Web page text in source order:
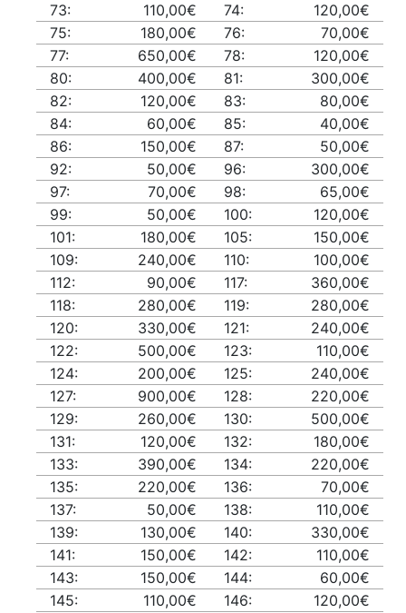
73:
110,00€ 74:
120,00€
75:
180,00€ 76:
70,00€
77:
650,00€ 78:
120,00€
80:
400,00€ 81:
300,00€
82:
120,00€ 83:
80,00€
84:
60,00€ 85:
40,00€
86:
150,00€ 87:
50,00€
92:
50,00€ 96:
300,00€
97:
70,00€ 98:
65,00€
99:
50,00€ 100:
120,00€
101:
180,00€ 105:
150,00€
109:
240,00€ 110:
100,00€
112:
90,00€ 117:
360,00€
118:
280,00€ 119:
280,00€
120:
330,00€ 121:
240,00€
122:
500,00€ 123:
110,00€
124:
200,00€ 125:
240,00€
127:
900,00€ 128:
220,00€
129:
260,00€ 130:
500,00€
131:
120,00€ 132:
180,00€
133:
390,00€ 134:
220,00€
135:
220,00€ 136:
70,00€
137:
50,00€ 138:
110,00€
139:
130,00€ 140:
330,00€
141:
150,00€ 142:
110,00€
143:
150,00€ 144:
60,00€
145:
110,00€ 146:
120,00€